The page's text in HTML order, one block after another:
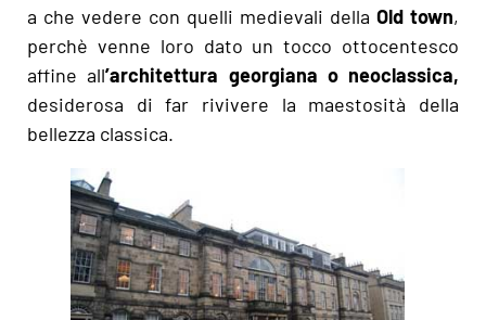
a che vedere con quelli medievali della Old town,
perchè venne loro dato un tocco ottocentesco
affine all’architettura georgiana o neoclassica,
desiderosa di far rivivere la maestosità della
bellezza classica.